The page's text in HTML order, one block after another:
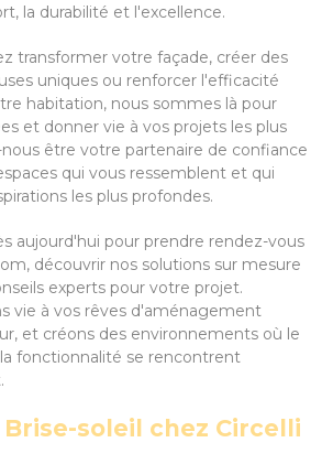
la durabilité et l'excellence.
transformer votre façade, créer des
uniques ou renforcer l'efficacité
habitation, nous sommes là pour
et donner vie à vos projets les plus
être votre partenaire de confiance
qui vous ressemblent et qui
les plus profondes.
aujourd'hui pour prendre rendez-vous
découvrir nos solutions sur mesure
experts pour votre projet.
vie à vos rêves d'aménagement
et créons des environnements où le
fonctionnalité se rencontrent
Brise-soleil chez Circelli